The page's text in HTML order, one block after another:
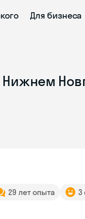
Для бизнеса
Нижнем
29 лет опыта 3